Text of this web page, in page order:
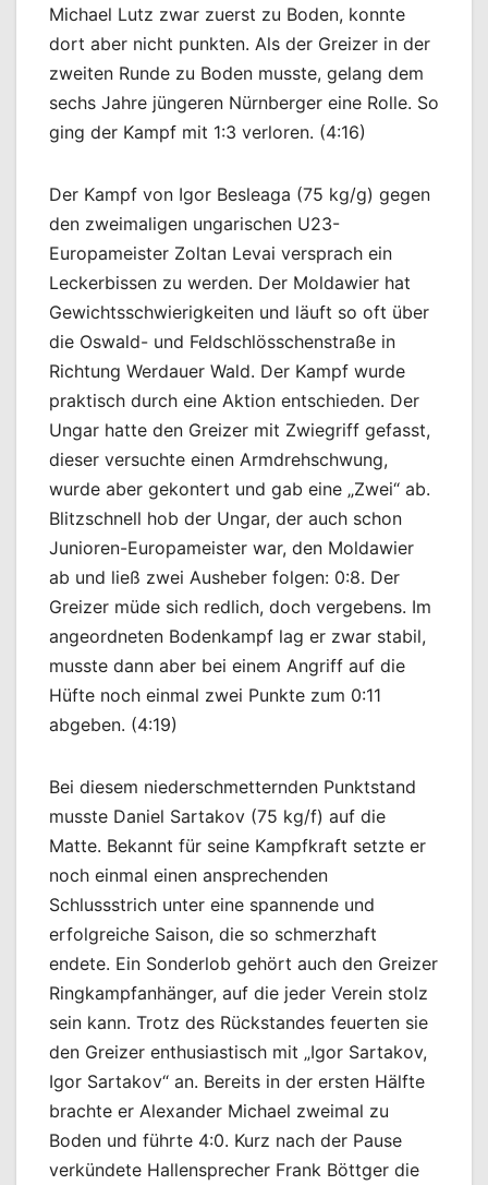
Michael Lutz zwar zuerst zu Boden, konnte
dort aber nicht punkten. Als der Greizer in der
zweiten Runde zu Boden musste, gelang dem
sechs Jahre jüngeren Nürnberger eine Rolle. So
ging der Kampf mit 1:3 verloren. (4:16)
Der Kampf von Igor Besleaga (75 kg/g) gegen
den zweimaligen ungarischen U23-
Europameister Zoltan Levai versprach ein
Leckerbissen zu werden. Der Moldawier hat
Gewichtsschwierigkeiten und läuft so oft über
die Oswald- und Feldschlösschenstraße in
Richtung Werdauer Wald. Der Kampf wurde
praktisch durch eine Aktion entschieden. Der
Ungar hatte den Greizer mit Zwiegriff gefasst,
dieser versuchte einen Armdrehschwung,
wurde aber gekontert und gab eine „Zwei“ ab.
Blitzschnell hob der Ungar, der auch schon
Junioren-Europameister war, den Moldawier
ab und ließ zwei Ausheber folgen: 0:8. Der
Greizer müde sich redlich, doch vergebens. Im
angeordneten Bodenkampf lag er zwar stabil,
musste dann aber bei einem Angriff auf die
Hüfte noch einmal zwei Punkte zum 0:11
abgeben. (4:19)
Bei diesem niederschmetternden Punktstand
musste Daniel Sartakov (75 kg/f) auf die
Matte. Bekannt für seine Kampfkraft setzte er
noch einmal einen ansprechenden
Schlussstrich unter eine spannende und
erfolgreiche Saison, die so schmerzhaft
endete. Ein Sonderlob gehört auch den Greizer
Ringkampfanhänger, auf die jeder Verein stolz
sein kann. Trotz des Rückstandes feuerten sie
den Greizer enthusiastisch mit „Igor Sartakov,
Igor Sartakov“ an. Bereits in der ersten Hälfte
brachte er Alexander Michael zweimal zu
Boden und führte 4:0. Kurz nach der Pause
verkündete Hallensprecher Frank Böttger die